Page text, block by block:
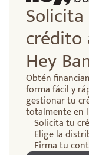
crédito
Hey
Obtén
forma fácil y
gestionar tu
totalmente en
Solicita tu
Elige la
Firma tu